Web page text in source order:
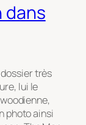
dans
dossier très
lui le
photo ainsi